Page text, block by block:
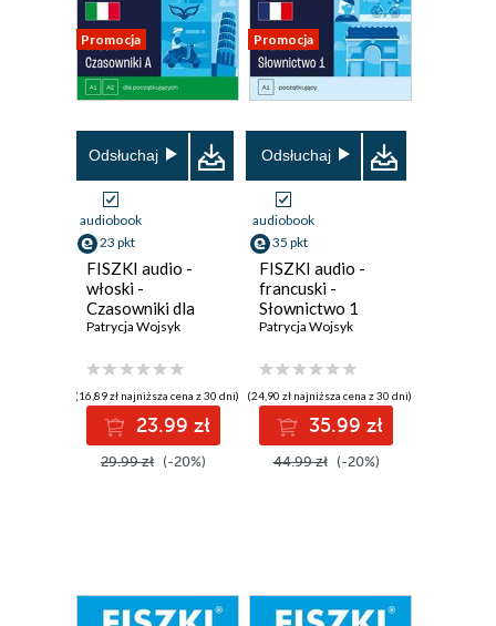
Promocja
Odsłuchaj
audiobook
23 pkt
FISZKI audio -
włoski -
Czasowniki dla
początkujących
Patrycja Wojsyk
(16,89 zł najniższa cena z 30 dni)
23.99 zł
29.99 zł (-20%)
Promocja
Odsłuchaj
audiobook
35 pkt
FISZKI audio -
francuski -
Słownictwo 1
Patrycja Wojsyk
(24,90 zł najniższa cena z 30 dni)
35.99 zł
44.99 zł (-20%)